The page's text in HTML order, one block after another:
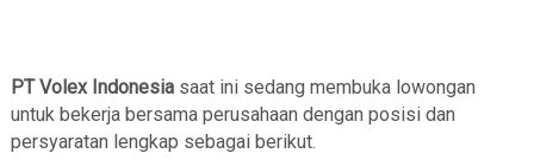
PT Volex Indonesiasaat ini sedang membuka lowongan
untuk bekerja bersama perusahaan dengan posisi dan
persyaratan lengkap sebagai berikut.